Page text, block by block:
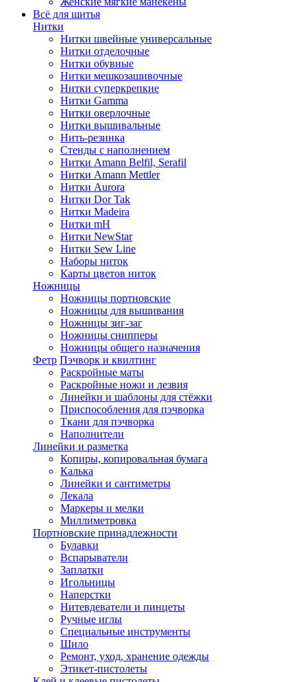
Всё для шитья
Нитки
Нитки швейные универсальные
Нитки отделочные
Нитки обувные
Нитки мешкозашивочные
Нитки суперкрепкие
Нитки Gamma
Нитки оверлочные
Нитки вышивальные
Нить-резинка
Стенды с наполнением
Нитки Amann Belfil, Serafil
Нитки Amann Mettler
Нитки Aurora
Нитки Dor Tak
Нитки Madeira
Нитки mH
Нитки NewStar
Нитки Sew Line
Наборы ниток
Карты цветов ниток
Ножницы
Ножницы портновские
Ножницы для вышивания
Ножницы зиг-заг
Ножницы снипперы
Ножницы общего назначения
Фетр Пэчворк и квилтинг
Раскройные маты
Раскройные ножи и лезвия
Линейки и шаблоны для стёжки
Приспособления для пэчворка
Ткани для пэчворка
Наполнители
Линейки и разметка
Копиры, копировальная бумага
Калька
Линейки и сантиметры
Лекала
Маркеры и мелки
Миллиметровка
Портновские принадлежности
Булавки
Вспарыватели
Заплатки
Игольницы
Наперстки
Нитевдеватели и пинцеты
Ручные иглы
Специальные инструменты
Шило
Ремонт, уход, хранение одежды
Этикет-пистолеты